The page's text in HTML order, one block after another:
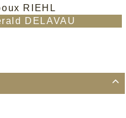
RIEHL
DELAVAU
